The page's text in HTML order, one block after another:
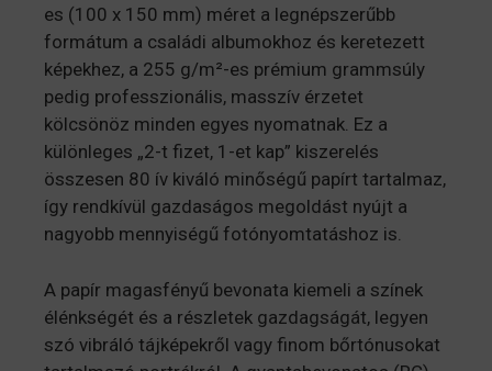
es (100 x 150 mm) méret a legnépszerűbb
formátum a családi albumokhoz és keretezett
képekhez, a 255 g/m²-es prémium grammsúly
pedig professzionális, masszív érzetet
kölcsönöz minden egyes nyomatnak. Ez a
különleges „2-t fizet, 1-et kap” kiszerelés
összesen 80 ív kiváló minőségű papírt tartalmaz,
így rendkívül gazdaságos megoldást nyújt a
nagyobb mennyiségű fotónyomtatáshoz is.
A papír magasfényű bevonata kiemeli a színek
élénkségét és a részletek gazdagságát, legyen
szó vibráló tájképekről vagy finom bőrtónusokat